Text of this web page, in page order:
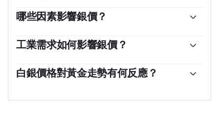
哪些因素影響銀價？
濟深度衰退的擔憂，可能使白銀價格因其避險地位而上
漲，盡管其上漲幅度不及黃金。作為一種無收益資產，白
（USD）的表現，因為資產是以美元（XAG/USD）定價
金豐富得多）和回收率也會影響價格。
工業需求如何影響銀價？
為它是所有金屬中導電性最高的金屬之一，比銅和金還要
高。需求的激增可能會提高價格，而需求的下降往往會降
動：對於美國，尤其是中國，它們的大型工業部門在各種
白銀價格對黃金走勢有何反應？
也會隨之上漲，因為它們作為避險資產的地位是相似的。